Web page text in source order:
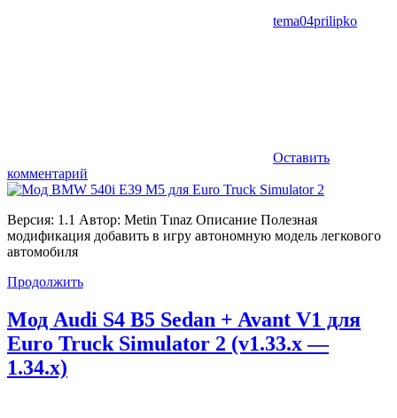
tema04prilipko
Оставить
комментарий
Версия: 1.1 Автор: Metin Tınaz Описание Полезная
модификация добавить в игру автономную модель легкового
автомобиля
Продолжить
Мод Audi S4 B5 Sedan + Avant V1 для
Euro Truck Simulator 2 (v1.33.x —
1.34.x)